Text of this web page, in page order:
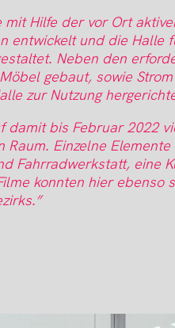
mit Hilfe der vor Ort
entwickelt und die
Neben den
gebaut, sowie
zur Nutzung
damit bis Februar 2022
Raum. Einzelne
Fahrradwerkstatt, eine
konnten hier ebenso